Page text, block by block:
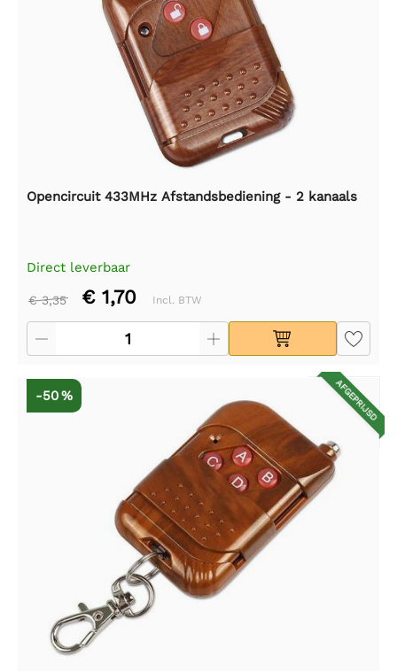
Opencircuit 433MHz Afstandsbediening - 2 kanaals
Direct leverbaar
€ 3,35 € 1,70 Incl. BTW
AFGEPRIJSD
-50 %